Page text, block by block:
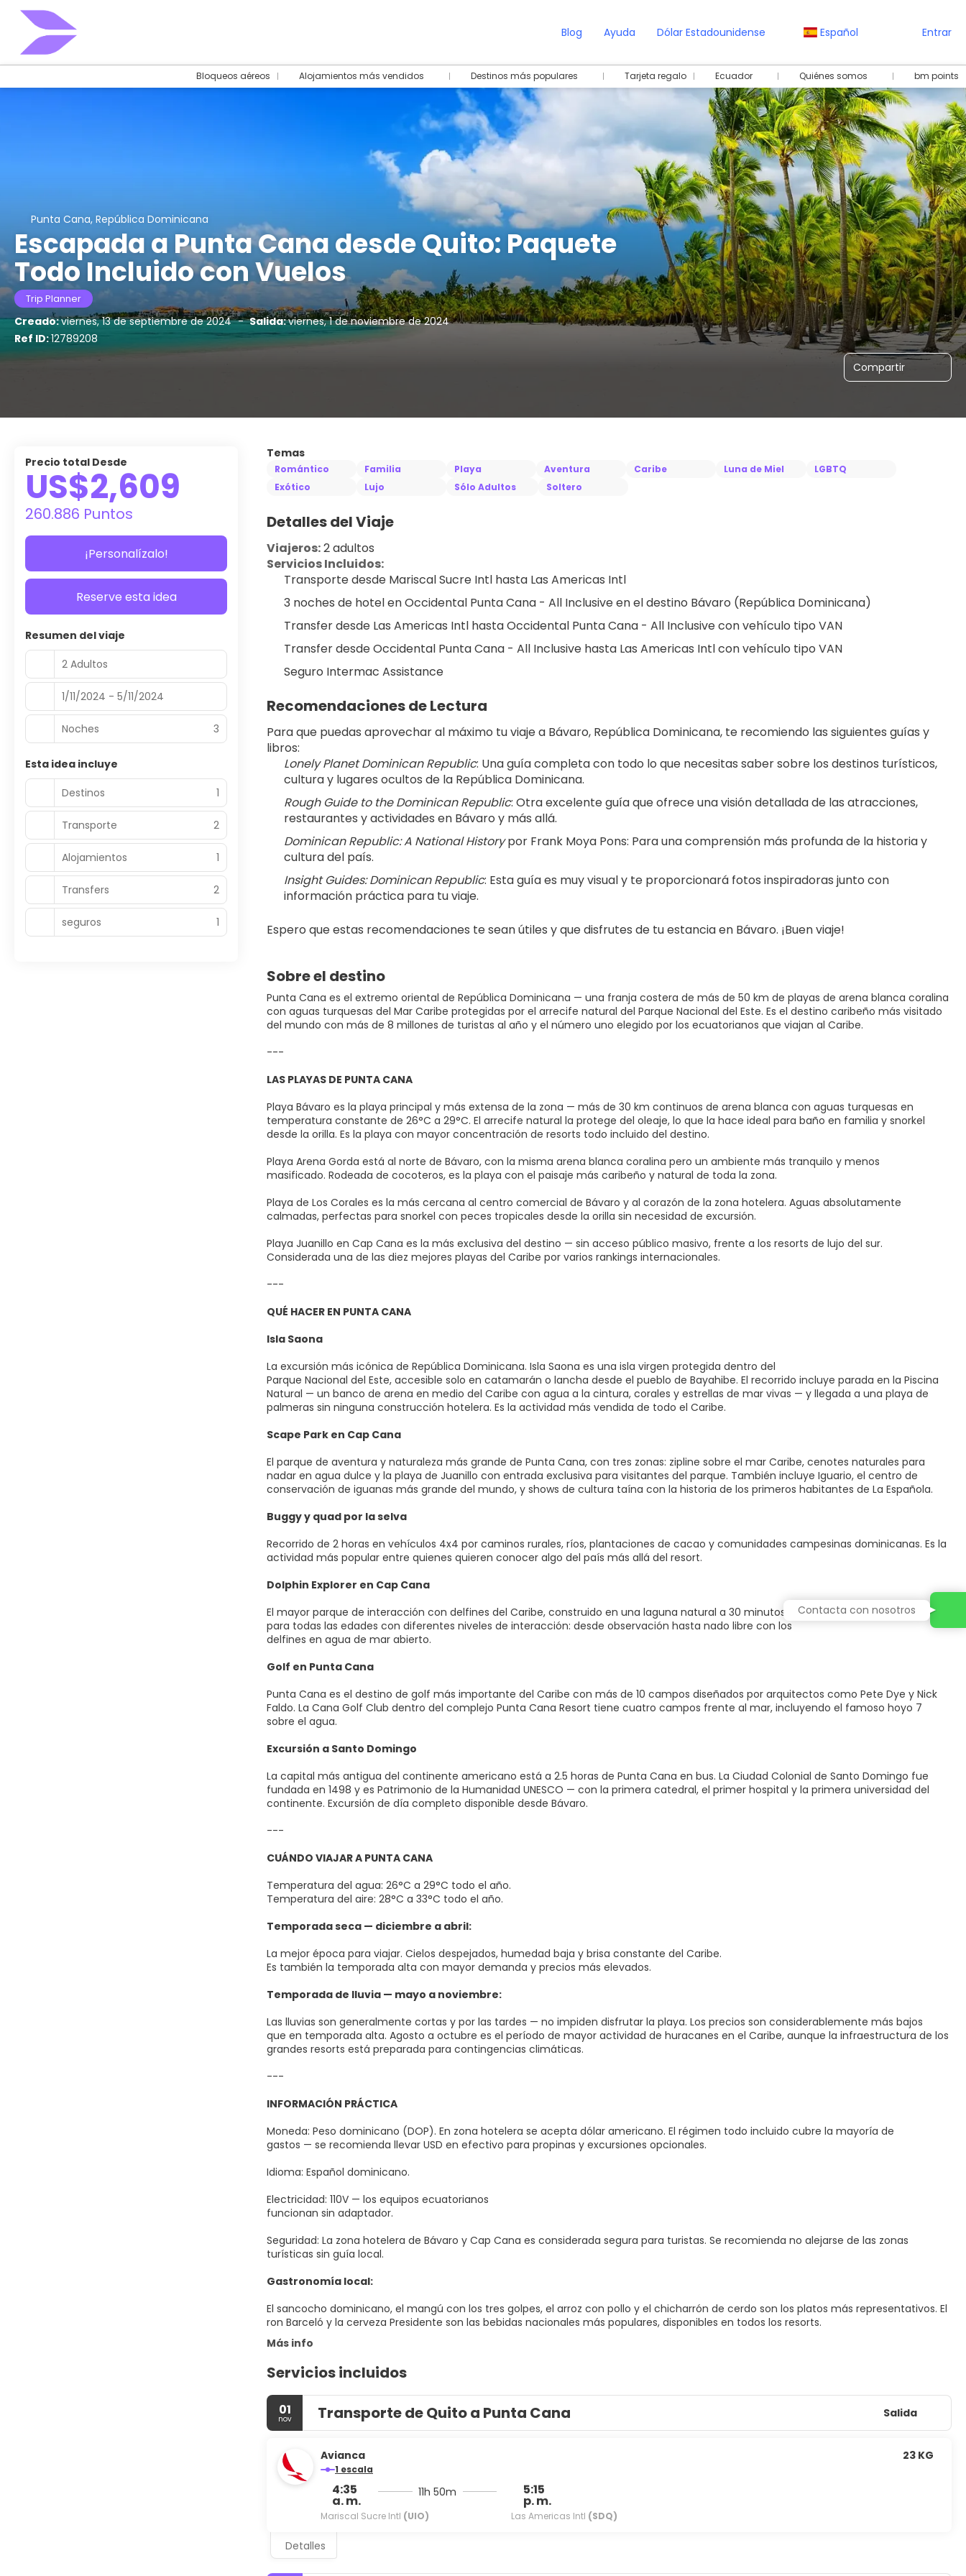
Blog Ayuda Dólar Estadounidense Español Entrar
Bloqueos aéreos Alojamientos más vendidos Destinos más populares Tarjeta regalo Ecuador Quiénes somos bm points
Punta Cana, República Dominicana
Escapada a Punta Cana desde Quito: Paquete
Todo Incluido con Vuelos
Trip Planner
Creado:viernes, 13 de septiembre de 2024 - Salida:viernes, 1 de noviembre de 2024
Ref ID:12789208
Compartir
Temas
Romántico Familia Playa Aventura Caribe Luna de Miel
LGBTQ
Exótico
Lujo Sólo Adultos Soltero
Detalles del Viaje
Viajeros: 2 adultos
Servicios Incluidos:
Transporte desde Mariscal Sucre Intl hasta Las Americas Intl
3 noches de hotel en Occidental Punta Cana - All Inclusive en el destino Bávaro (República Dominicana)
Transfer desde Las Americas Intl hasta Occidental Punta Cana - All Inclusive con vehículo tipo VAN
Transfer desde Occidental Punta Cana - All Inclusive hasta Las Americas Intl con vehículo tipo VAN
Seguro Intermac Assistance
Recomendaciones de Lectura
Para que puedas aprovechar al máximo tu viaje a Bávaro, República Dominicana, te recomiendo las siguientes guías y
libros:
Lonely Planet Dominican Republic: Una guía completa con todo lo que necesitas saber sobre los destinos turísticos,
cultura y lugares ocultos de la República Dominicana.
Rough Guide to the Dominican Republic: Otra excelente guía que ofrece una visión detallada de las atracciones,
restaurantes y actividades en Bávaro y más allá.
Dominican Republic: A National History por Frank Moya Pons: Para una comprensión más profunda de la historia y
cultura del país.
Insight Guides: Dominican Republic: Esta guía es muy visual y te proporcionará fotos inspiradoras junto con
información práctica para tu viaje.
Espero que estas recomendaciones te sean útiles y que disfrutes de tu estancia en Bávaro. ¡Buen viaje!
Sobre el destino
Punta Cana es el extremo oriental de República Dominicana — una franja costera de más de 50 km de playas de arena blanca coralina
con aguas turquesas del Mar Caribe protegidas por el arrecife natural del Parque Nacional del Este. Es el destino caribeño más visitado
del mundo con más de 8 millones de turistas al año y el número uno elegido por los ecuatorianos que viajan al Caribe.
---
LAS PLAYAS DE PUNTA CANA
Playa Bávaro es la playa principal y más extensa de la zona — más de 30 km continuos de arena blanca con aguas turquesas en
temperatura constante de 26°C a 29°C. El arrecife natural la protege del oleaje, lo que la hace ideal para baño en familia y snorkel
desde la orilla. Es la playa con mayor concentración de resorts todo incluido del destino.
Playa Arena Gorda está al norte de Bávaro, con la misma arena blanca coralina pero un ambiente más tranquilo y menos
masificado. Rodeada de cocoteros, es la playa con el paisaje más caribeño y natural de toda la zona.
Playa de Los Corales es la más cercana al centro comercial de Bávaro y al corazón de la zona hotelera. Aguas absolutamente
calmadas, perfectas para snorkel con peces tropicales desde la orilla sin necesidad de excursión.
Playa Juanillo en Cap Cana es la más exclusiva del destino — sin acceso público masivo, frente a los resorts de lujo del sur.
Considerada una de las diez mejores playas del Caribe por varios rankings internacionales.
---
QUÉ HACER EN PUNTA CANA
Isla Saona
La excursión más icónica de República Dominicana. Isla Saona es una isla virgen protegida dentro del
Parque Nacional del Este, accesible solo en catamarán o lancha desde el pueblo de Bayahibe. El recorrido incluye parada en la Piscina
Natural — un banco de arena en medio del Caribe con agua a la cintura, corales y estrellas de mar vivas — y llegada a una playa de
palmeras sin ninguna construcción hotelera. Es la actividad más vendida de todo el Caribe.
Scape Park en Cap Cana
El parque de aventura y naturaleza más grande de Punta Cana, con tres zonas: zipline sobre el mar Caribe, cenotes naturales para
nadar en agua dulce y la playa de Juanillo con entrada exclusiva para visitantes del parque. También incluye Iguario, el centro de
conservación de iguanas más grande del mundo, y shows de cultura taína con la historia de los primeros habitantes de La Española.
Buggy y quad por la selva
Recorrido de 2 horas en vehículos 4x4 por caminos rurales, ríos, plantaciones de cacao y comunidades campesinas dominicanas. Es la
actividad más popular entre quienes quieren conocer algo del país más allá del resort.
Dolphin Explorer en Cap Cana
El mayor parque de interacción con delfines del Caribe, construido en una laguna natural a 30 minutos de Bávaro. Tiene programas
para todas las edades con diferentes niveles de interacción: desde observación hasta nado libre con los
delfines en agua de mar abierto.
Golf en Punta Cana
Punta Cana es el destino de golf más importante del Caribe con más de 10 campos diseñados por arquitectos como Pete Dye y Nick
Faldo. La Cana Golf Club dentro del complejo Punta Cana Resort tiene cuatro campos frente al mar, incluyendo el famoso hoyo 7
sobre el agua.
Excursión a Santo Domingo
La capital más antigua del continente americano está a 2.5 horas de Punta Cana en bus. La Ciudad Colonial de Santo Domingo fue
fundada en 1498 y es Patrimonio de la Humanidad UNESCO — con la primera catedral, el primer hospital y la primera universidad del
continente. Excursión de día completo disponible desde Bávaro.
---
CUÁNDO VIAJAR A PUNTA CANA
Temperatura del agua: 26°C a 29°C todo el año.
Temperatura del aire: 28°C a 33°C todo el año.
Temporada seca — diciembre a abril:
La mejor época para viajar. Cielos despejados, humedad baja y brisa constante del Caribe.
Es también la temporada alta con mayor demanda y precios más elevados.
Temporada de lluvia — mayo a noviembre:
Las lluvias son generalmente cortas y por las tardes — no impiden disfrutar la playa. Los precios son considerablemente más bajos
que en temporada alta. Agosto a octubre es el período de mayor actividad de huracanes en el Caribe, aunque la infraestructura de los
grandes resorts está preparada para contingencias climáticas.
---
INFORMACIÓN PRÁCTICA
Moneda: Peso dominicano (DOP). En zona hotelera se acepta dólar americano. El régimen todo incluido cubre la mayoría de
gastos — se recomienda llevar USD en efectivo para propinas y excursiones opcionales.
Idioma: Español dominicano.
Electricidad: 110V — los equipos ecuatorianos
funcionan sin adaptador.
Seguridad: La zona hotelera de Bávaro y Cap Cana es considerada segura para turistas. Se recomienda no alejarse de las zonas
turísticas sin guía local.
Gastronomía local:
El sancocho dominicano, el mangú con los tres golpes, el arroz con pollo y el chicharrón de cerdo son los platos más representativos. El
ron Barceló y la cerveza Presidente son las bebidas nacionales más populares, disponibles en todos los resorts.
Más info
Servicios incluidos
01
nov Transporte de Quito a Punta Cana Salida
Avianca
1 escala
4:35
a. m.
Mariscal Sucre Intl (UIO)
11h 50m 5:15
p. m.
Las Americas Intl (SDQ)
23 KG
Detalles
Precio total Desde
US$2,609
260.886 Puntos
¡Personalízalo!
Reserve esta idea
Resumen del viaje
2 Adultos
1/11/2024 - 5/11/2024
Noches 3
Esta idea incluye
Destinos
1
Transporte 2
Alojamientos 1
Transfers 2
seguros 1
Contacta con nosotros